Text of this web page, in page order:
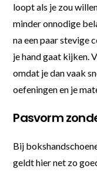
loopt als je zou
minder onnodige
na een paar stevige
je hand gaat kijken.
omdat je dan vaak
oefeningen en je
Pasvorm
Bij
geldt hier net zo